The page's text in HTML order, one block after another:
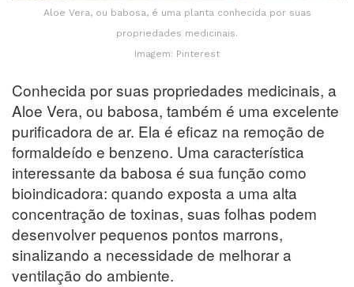
Aloe Vera, ou babosa, é uma planta conhecida por suas
propriedades medicinais.
Imagem: Pinterest
Conhecida por suas propriedades medicinais, a
Aloe Vera, ou babosa, também é uma excelente
purificadora de ar. Ela é eficaz na remoção de
formaldeído e benzeno. Uma característica
interessante da babosa é sua função como
bioindicadora: quando exposta a uma alta
concentração de toxinas, suas folhas podem
desenvolver pequenos pontos marrons,
sinalizando a necessidade de melhorar a
ventilação do ambiente.